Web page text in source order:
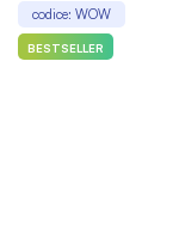
codice: WOW
BESTSELLER